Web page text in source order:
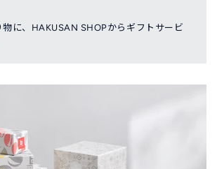
に、HAKUSAN SHOPからギフトサービ